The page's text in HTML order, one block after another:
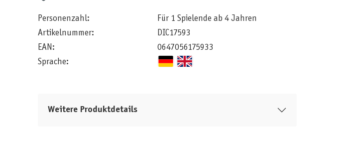
Personenzahl:
Für 1 Spielende ab 4 Jahren
Artikelnummer:
DIC17593
EAN:
0647056175933
Sprache:
Weitere Produktdetails